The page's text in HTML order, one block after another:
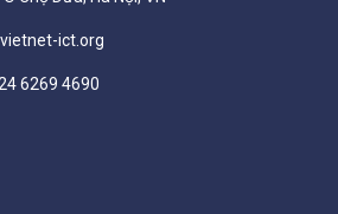
ict.org
6269 4690